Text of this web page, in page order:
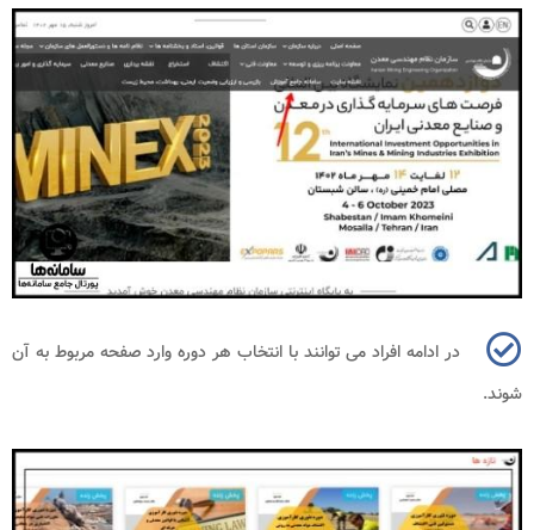
در ادامه افراد می توانند با انتخاب هر دوره وارد صفحه مربوط به آن
شوند.